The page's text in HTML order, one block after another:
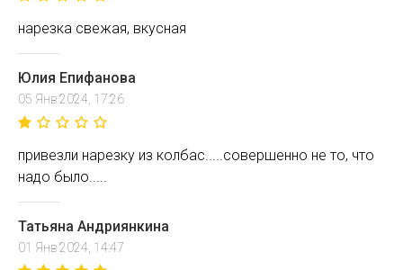
нарезка свежая, вкусная
Юлия Епифанова
05 Янв 2024, 17:26
привезли нарезку из колбас.....совершенно не то, что
надо было.....
Татьяна Андриянкина
01 Янв 2024, 14:47